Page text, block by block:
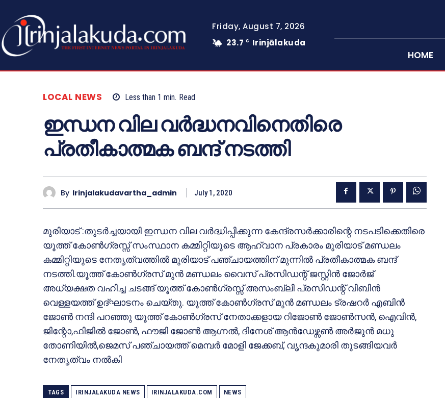
Friday, August 7, 2026
23.7 C Irinjālakuda
HOME
LOCAL NEWS Less than 1 min. Read
ഇന്ധന വില വർദ്ധനവിനെതിരെ
പ്രതീകാത്മക ബന്ദ് നടത്തി
By Irinjalakudavartha_admin July 1, 2020
മുരിയാട് :തുടർച്ചയായി ഇന്ധന വില വർദ്ധിപ്പിക്കുന്ന കേന്ദ്രസർക്കാരിന്റെ നടപടിക്കെതിരെ
യൂത്ത് കോൺഗ്രസ്സ് സംസ്ഥാന കമ്മിറ്റിയുടെ ആഹ്വാന പ്രകാരം മുരിയാട് മണ്ഡലം
കമ്മിറ്റിയുടെ നേതൃത്വത്തിൽ മുരിയാട് പഞ്ചായത്തിന് മുന്നിൽ പ്രതീകാത്മക ബന്ദ്
നടത്തി.യൂത്ത് കോൺഗ്രസ്‌ മുൻ മണ്ഡലം വൈസ് പ്രസിഡന്റ്‌ ജസ്റ്റിൻ ജോർജ്
അധ്യക്ഷത വഹിച്ച ചടങ്ങ് യൂത്ത് കോൺഗ്രസ്സ് അസംബ്ലി പ്രസിഡന്റ്‌ വിബിൻ
വെള്ളയത്ത്‌ ഉദ്‌ഘാടനം ചെയ്തു. യൂത്ത് കോൺഗ്രസ്‌ മുൻ മണ്ഡലം ട്രഷറർ എബിൻ
ജോൺ നന്ദി പറഞ്ഞു യൂത്ത് കോൺഗ്രസ്‌ നേതാക്കളായ റിജോൺ ജോൺസൻ, ഐവിൻ,
ജിന്റോ,ഫിജിൽ ജോൺ, ഫൗജി ജോൺ ആഗ്നൽ, ദിനേശ് ആൻഡേഴ്സൺ അർജുൻ മധു
തോണിയിൽ,ജെമസ് പഞ്ചായത്ത്‌ മെമ്പർ മോളി ജേക്കബ്, വൃന്ദകുമാരി തുടങ്ങിയവർ
നേതൃത്വം നൽകി
TAGS IRINJALAKUDA NEWS IRINJALAKUDA.COM NEWS